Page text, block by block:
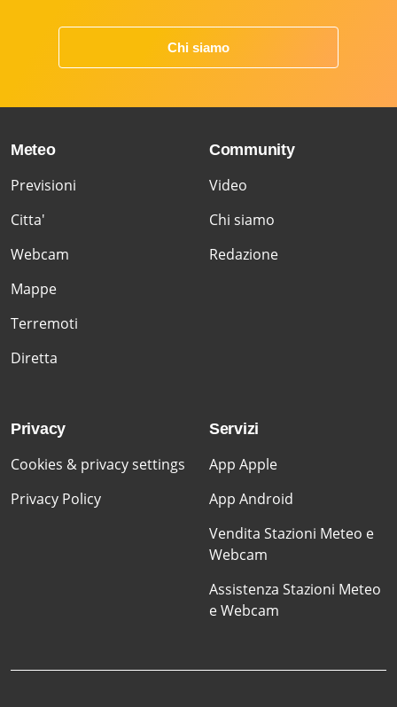
Chi siamo
Meteo
Previsioni
Citta'
Webcam
Mappe
Terremoti
Diretta
Community
Video
Chi siamo
Redazione
Privacy
Cookies & privacy settings
Privacy Policy
Servizi
App Apple
App Android
Vendita Stazioni Meteo e
Webcam
Assistenza Stazioni Meteo
e Webcam